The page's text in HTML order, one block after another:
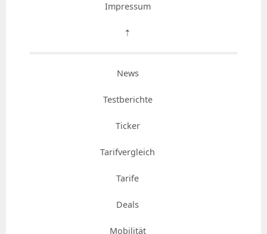
Impressum
⇡
News
Testberichte
Ticker
Tarifvergleich
Tarife
Deals
Mobilität